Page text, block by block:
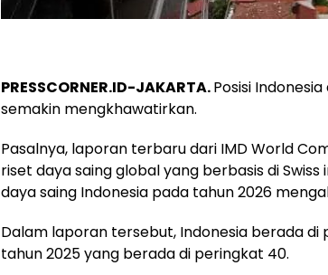
PRESSCORNER.ID-JAKARTA.Posisi
semakin mengkhawatirkan.
Pasalnya, laporan terbaru dari IMD World
riset daya saing global yang berbasis di
daya saing Indonesia pada tahun 2026
Dalam laporan tersebut, Indonesia berada
tahun 2025 yang berada di peringkat 40.